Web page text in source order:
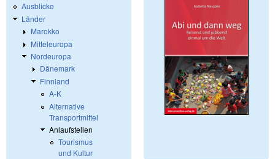
Ausblicke
Länder
Marokko
Mitteleuropa
Nordeuropa
Dänemark
Finnland
A-K
Alternative
Transportmittel
Anlaufstellen
Tourismus
und Kultur